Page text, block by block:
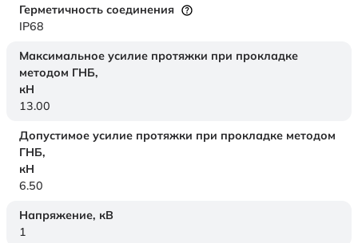
Герметичность соединения
IP68
Максимальное усилие протяжки при прокладке
методом ГНБ,
кН
13.00
Допустимое усилие протяжки при прокладке методом
ГНБ,
кН
6.50
Напряжение, кВ
1